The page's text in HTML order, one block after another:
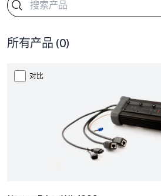
所有产品 (0)
对比